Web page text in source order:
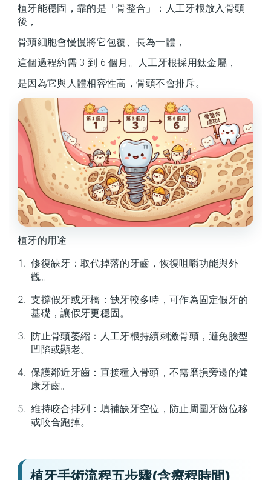
植牙能穩固，靠的是「骨整合」：人工牙根放入骨頭
後，
骨頭細胞會慢慢將它包覆、長為一體，
這個過程約需 3 到 6 個月。人工牙根採用鈦金屬，
是因為它與人體相容性高，骨頭不會排斥。
植牙的用途
修復缺牙：取代掉落的牙齒，恢復咀嚼功能與外
觀。
支撐假牙或牙橋：缺牙較多時，可作為固定假牙的
基礎，讓假牙更穩固。
防止骨頭萎縮：人工牙根持續刺激骨頭，避免臉型
凹陷或顯老。
保護鄰近牙齒：直接種入骨頭，不需磨損旁邊的健
康牙齒。
維持咬合排列：填補缺牙空位，防止周圍牙齒位移
或咬合跑掉。
植牙手術流程五步驟(含療程時間)